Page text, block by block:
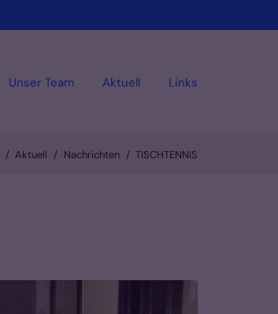
Unser Team Aktuell Links
Aktuell Nachrichten TISCHTENNIS